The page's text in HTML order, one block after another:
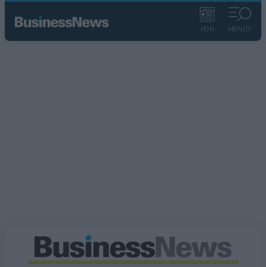
ΡΟΗ ΜΕΝΟΥ